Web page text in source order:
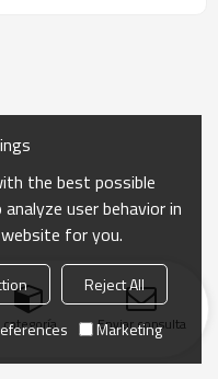
categoría Enviar consulta
the best possible
user behavior in
for you.
Reject All
Marketing